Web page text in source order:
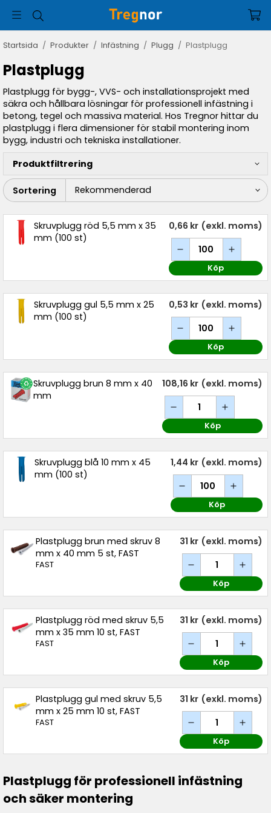
Startsida / Produkter / Infästning / Plugg / Plastplugg
Plastplugg
Plastplugg för bygg-, VVS- och installationsprojekt med
säkra och hållbara lösningar för professionell infästning i
betong, tegel och massiva material. Hos Tregnor hittar du
plastplugg i flera dimensioner för stabil montering inom
bygg, industri och tekniska installationer.
Produktfiltrering
Sortering
Skruvplugg röd 5,5 mm x 35
mm (100 st)
0,66 kr (exkl. moms)
Köp
Skruvplugg gul 5,5 mm x 25
mm (100 st)
0,53 kr (exkl. moms)
Köp
Skruvplugg brun 8 mm x 40
mm
108,16 kr (exkl. moms)
Köp
Skruvplugg blå 10 mm x 45
mm (100 st)
1,44 kr (exkl. moms)
Köp
Plastplugg brun med skruv 8
mm x 40 mm 5 st, FAST
FAST
31 kr (exkl. moms)
Köp
Plastplugg röd med skruv 5,5
mm x 35 mm 10 st, FAST
FAST
31 kr (exkl. moms)
Köp
Plastplugg gul med skruv 5,5
mm x 25 mm 10 st, FAST
FAST
31 kr (exkl. moms)
Köp
Plastplugg för professionell infästning
och säker montering